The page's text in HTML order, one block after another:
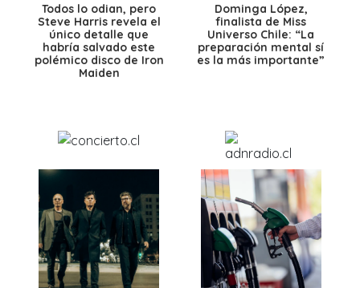
Todos lo odian, pero
Steve Harris revela el
único detalle que
habría salvado este
polémico disco de Iron
Maiden
Dominga López,
finalista de Miss
Universo Chile: “La
preparación mental sí
es la más importante”